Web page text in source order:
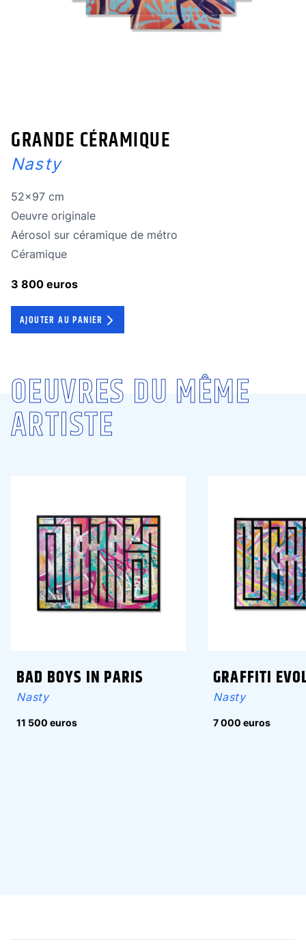
GRANDE CÉRAMIQUE
Nasty
Dimensions
52x97 cm
Oeuvre originale
Oeuvre originale
Technique
Aérosol sur céramique de métro
Technique
Céramique
3 800 euros
AJOUTER AU PANIER
OEUVRES DU MÊME
ARTISTE
BAD BOYS IN PARIS
Nasty
11 500 euros
GRAFFITI
Nasty
7 000 euros